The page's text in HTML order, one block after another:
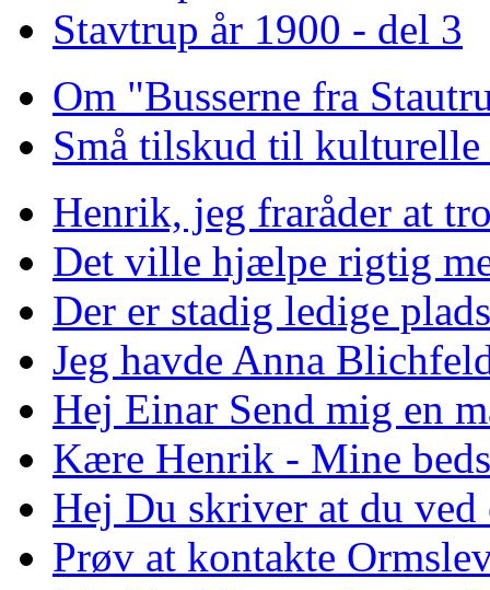
Stavtrup år 1900 - del 3
Om "Busserne fra
Små tilskud til kulturelle
Henrik, jeg fraråder at
Det ville hjælpe rigtig
Der er stadig ledige
Jeg havde Anna
Hej Einar Send mig en
Kære Henrik - Mine
Hej Du skriver at du ved
Prøv at kontakte